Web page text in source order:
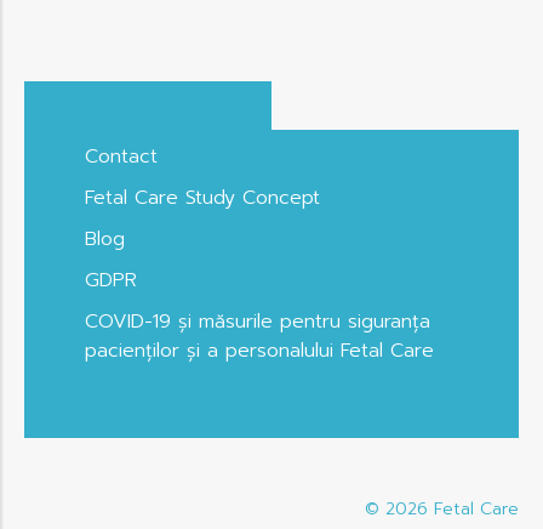
Contact
Fetal Care Study Concept
Blog
GDPR
COVID-19 și măsurile pentru siguranța
pacienților și a personalului Fetal Care
© 2026 Fetal Care